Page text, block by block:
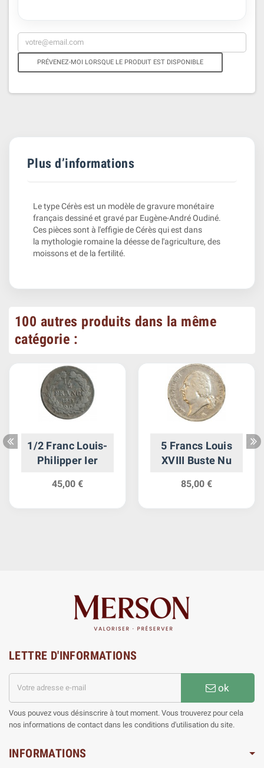
PRÉVENEZ-MOI LORSQUE LE PRODUIT EST DISPONIBLE
Plus d’informations
Le type Cérès est un modèle de gravure monétaire
français dessiné et gravé par Eugène-André Oudiné.
Ces pièces sont à l'effigie de Cérès qui est dans
la mythologie romaine la déesse de l'agriculture, des
moissons et de la fertilité.
100 autres produits dans la même
catégorie :
1/2 Franc Louis-
Philipper Ier
45,00 €
5 Francs Louis
XVIII Buste Nu
85,00 €
LETTRE D'INFORMATIONS
ok
Vous pouvez vous désinscrire à tout moment. Vous trouverez pour cela
nos informations de contact dans les conditions d'utilisation du site.
INFORMATIONS